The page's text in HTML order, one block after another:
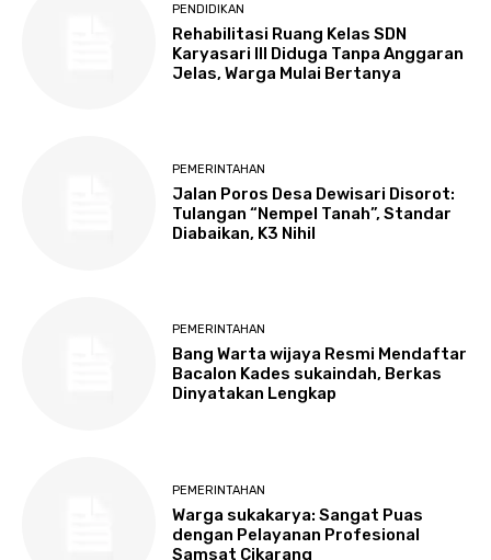
PENDIDIKAN
Rehabilitasi Ruang Kelas SDN
Karyasari III Diduga Tanpa Anggaran
Jelas, Warga Mulai Bertanya
PEMERINTAHAN
Jalan Poros Desa Dewisari Disorot:
Tulangan “Nempel Tanah”, Standar
Diabaikan, K3 Nihil
PEMERINTAHAN
Bang Warta wijaya Resmi Mendaftar
Bacalon Kades sukaindah, Berkas
Dinyatakan Lengkap
PEMERINTAHAN
Warga sukakarya: Sangat Puas
dengan Pelayanan Profesional
Samsat Cikarang